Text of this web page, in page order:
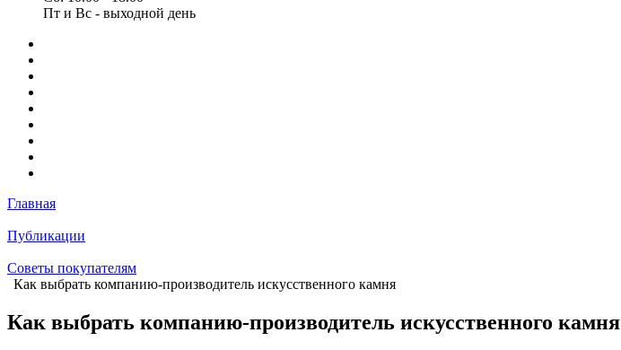
Пт и Вс - выходной день
Главная
Публикации
Советы покупателям
Как выбрать компанию-производитель искусственного камня
Как выбрать компанию-производитель искусственного камня